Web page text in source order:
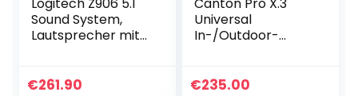
Logitech Z906 5.1
Sound System,
Lautsprecher mit
THX, Mehrere
€261.90
Canton Pro X.3
Universal
In-/Outdoor-
Paar) weiß
€235.00